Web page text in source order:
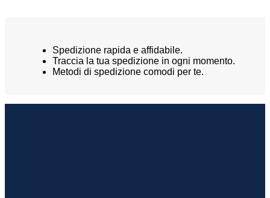
quantità Spedizione rapida e affidabile.
Traccia la tua spedizione in ogni momento.
Metodi di spedizione comodi per te.